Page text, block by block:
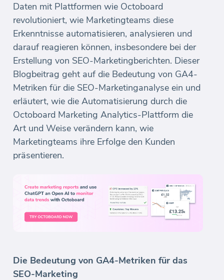
Daten mit Plattformen wie Octoboard
revolutioniert, wie Marketingteams diese
Erkenntnisse automatisieren, analysieren und
darauf reagieren können, insbesondere bei der
Erstellung von SEO-Marketingberichten. Dieser
Blogbeitrag geht auf die Bedeutung von GA4-
Metriken für die SEO-Marketinganalyse ein und
erläutert, wie die Automatisierung durch die
Octoboard Marketing Analytics-Plattform die
Art und Weise verändern kann, wie
Marketingteams ihre Erfolge den Kunden
präsentieren.
Die Bedeutung von GA4-Metriken für das
SEO-Marketing